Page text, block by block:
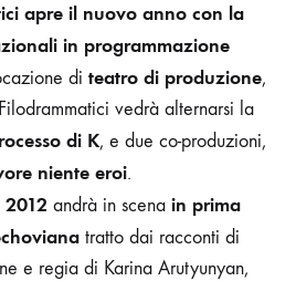
apre il nuovo anno con la
in programmazione
di teatro di produzione,
vedrà alternarsi la
di K, e due co-produzioni,
niente eroi.
andrà in scena in prima
tratto dai racconti di
e regia di Karina Arutyunyan,